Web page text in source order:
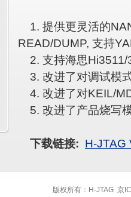
1. 提供更灵活的
READ/DUMP, 支持
2. 支持海思Hi3511/
3. 改进了对调试模
4. 改进了对KEIL/
5. 改进了产品烧写
下载链接: H-JTAG
版权所有：H-JTAG 京